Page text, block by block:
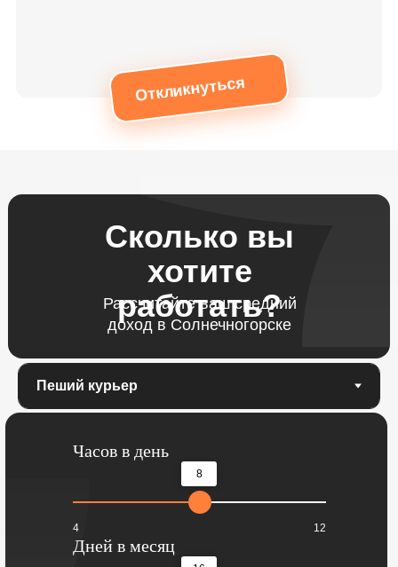
Откликнуться
Сколько вы
хотите
работать?
Рассчитайте ваш средний
доход в Солнечногорске
Часов в день
8
4 12
Дней в месяц